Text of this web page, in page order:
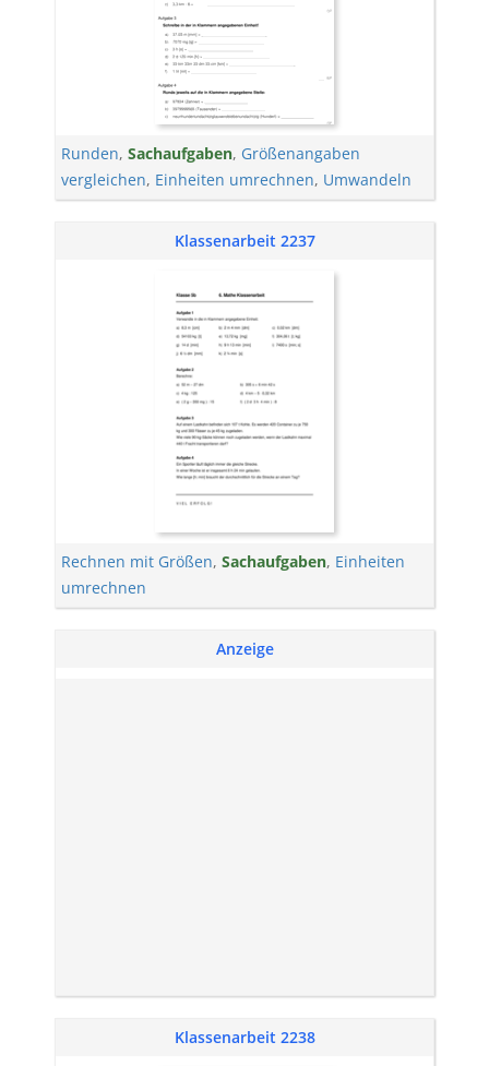
Runden, Sachaufgaben, Größenangaben
vergleichen, Einheiten umrechnen, Umwandeln
Klassenarbeit 2237
Rechnen mit Größen, Sachaufgaben, Einheiten
umrechnen
Anzeige
Klassenarbeit 2238